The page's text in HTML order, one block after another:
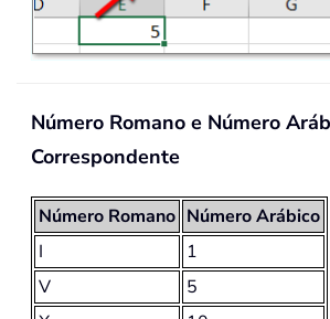
Número Romano e Número
Correspondente
Número Romano Número Arábico
I
1
V
5